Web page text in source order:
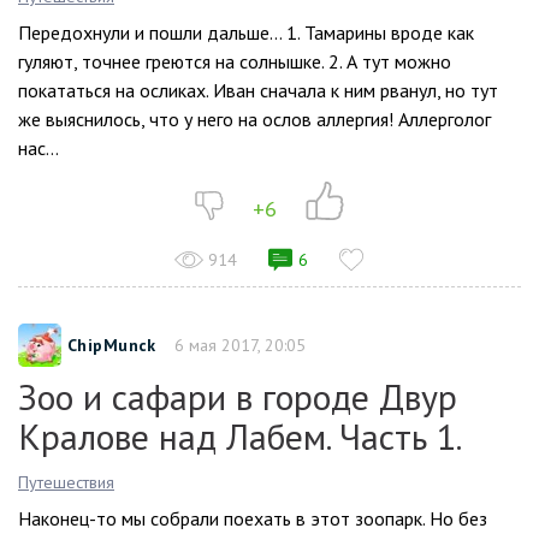
Передохнули и пошли дальше… 1. Тамарины вроде как
гуляют, точнее греются на солнышке. 2. А тут можно
покататься на осликах. Иван сначала к ним рванул, но тут
же выяснилось, что у него на ослов аллергия! Аллерголог
нас...
+6
914 6
ChipMunck 6 мая 2017, 20:05
Зоо и сафари в городе Двур
Кралове над Лабем. Часть 1.
Путешествия
Наконец-то мы собрали поехать в этот зоопарк. Но без